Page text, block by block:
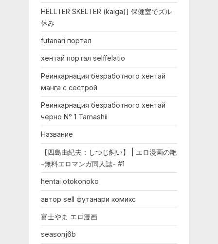
HELLTER SKELTER (kaiga)] 保健室でズル
休み
futanari портал
хентай портал selffelatio
Реинкарнация безработного хентай
манга с сестрой
Реинкарнация безработного хентай
черно N° 1 Tamashii
Название
【四島由紀夫：しつじ飼い】 | エロ漫画の艶
-無料エロマンガ同人誌- #1
hentai otokonoko
автор sell футанари комикс
富士やま エロ漫画
seasonj6b